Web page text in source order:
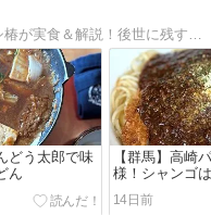
どう太郎で味
ん
【群馬】高崎
様！シャンゴ
デフォルト
14日前